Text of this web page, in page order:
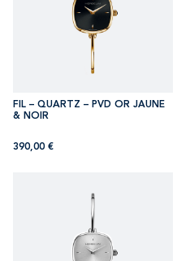
FIL – QUARTZ – PVD OR JAUNE
& NOIR
390,00 €